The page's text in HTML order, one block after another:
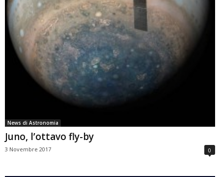
News di Astronomia
Juno, l’ottavo fly-by
3 Novembre 2017 0